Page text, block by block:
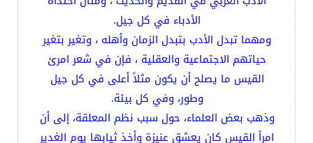
الأدباء في كل جيل.
ومهما تبدل الأدب بتبدل الزمان وأهله ، وتغير بتغير
حياتهم الاجتماعية والعقلية ، فإن في شعر امرئ
القيس ما يصلح أن يكون مثلاً أعلى في كل جيل
وطور، وفي كل بيئة.
وذهب بعض العلماء، حول سبب نظم المعلقة، إلى أن
امرأ القيس كان يعشق عنيزة وأخذ ثيابها يوم الغدير